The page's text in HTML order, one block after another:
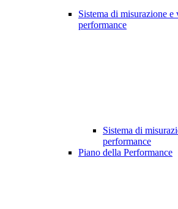
Sistema di misurazione e
performance
Sistema di
performance
Piano della Performance